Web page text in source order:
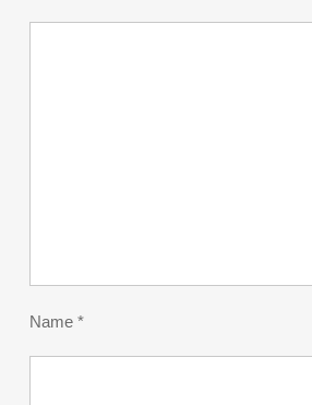
Name *